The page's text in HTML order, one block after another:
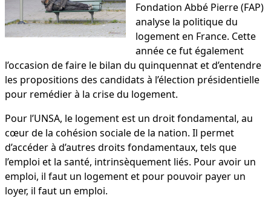
Fondation Abbé Pierre (FAP)
analyse la politique du
logement en France. Cette
année ce fut également
l’occasion de faire le bilan du quinquennat et d’entendre
les propositions des candidats à l’élection présidentielle
pour remédier à la crise du logement.
Pour l’UNSA, le logement est un droit fondamental, au
cœur de la cohésion sociale de la nation. Il permet
d’accéder à d’autres droits fondamentaux, tels que
l’emploi et la santé, intrinsèquement liés. Pour avoir un
emploi, il faut un logement et pour pouvoir payer un
loyer, il faut un emploi.